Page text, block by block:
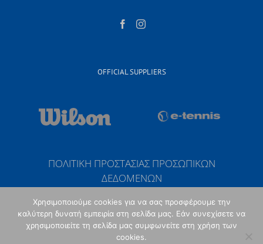
OFFICIAL SUPPLIERS
ΠΟΛΙΤΙΚΗ ΠΡΟΣΤΑΣΙΑΣ ΠΡΟΣΩΠΙΚΩΝ
ΔΕΔΟΜΕΝΩΝ
Copyright 2017 Fairplay Tennis Club | All Rights Reserved | Κατασκευή
Χρησιμοποιούμε cookies για να σας προσφέρουμε την
καλύτερη δυνατή εμπειρία στη σελίδα μας. Εάν συνεχίσετε να
χρησιμοποιείτε τη σελίδα μας συμφωνείτε στη χρήση των
cookies.